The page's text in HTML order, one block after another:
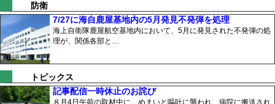
防衛
7/27に海自鹿屋基地内の5月発見不発弾を処理
海上自衛隊鹿屋航空基地内において、5月に発見された不発弾の処
理が、関係各部と…
トピックス
記事配信一時休止のお詫び
８月4日午前の取材中に、めまいと嘔吐に襲われ、病院に搬送され